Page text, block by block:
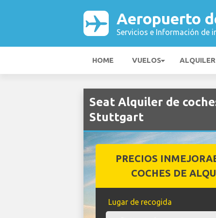
Aeropuerto
Servicios e Información de
HOME VUELOS
Seat Alquiler de
Stuttgart
PRECIOS
COCHES DE
Lugar de recogida